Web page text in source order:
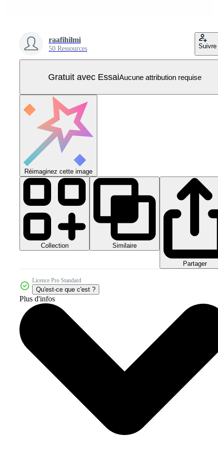
raafihilmi
50 Ressources Suivre
Gratuit avec EssaiAucune attribution requise
Réimaginez cette image
Collection Similaire
Partager
Licence Pro Standard
Qu'est-ce que c'est ?
Plus d'infos